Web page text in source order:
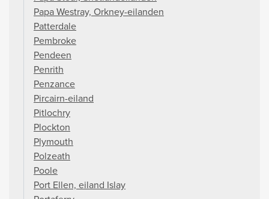
Papa Westray, Orkney-eilanden
Patterdale
Pembroke
Pendeen
Penrith
Penzance
Pircairn-eiland
Pitlochry
Plockton
Plymouth
Polzeath
Poole
Port Ellen, eiland Islay